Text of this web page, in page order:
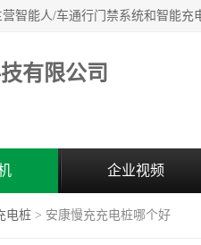
有限公司
企业视频
电桩 > 安康慢充充电桩哪个好